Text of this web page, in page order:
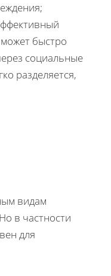
быстро
социальные
разделяется,
видам
в частности
для